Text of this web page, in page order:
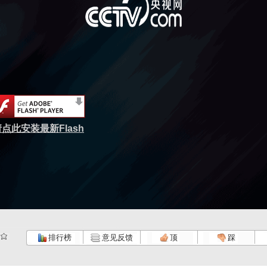
点此安装最新Flash
排行榜 意见反馈 顶 踩